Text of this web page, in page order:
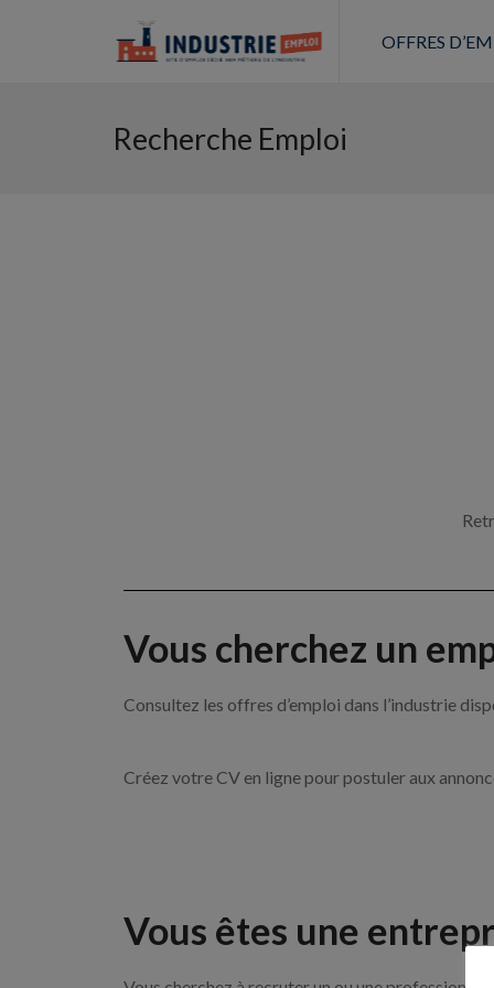
OFFRES
Recherche Emploi
Vous cherchez un
Consultez les offres d’emploi dans l’industrie
Créez votre CV en ligne pour postuler aux
Vous êtes une